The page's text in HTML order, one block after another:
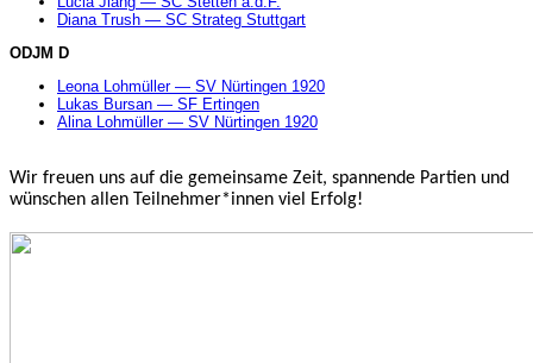
Diana Trush — SC Strateg Stuttgart
ODJM D
Leona Lohmüller — SV Nürtingen 1920
Lukas Bursan — SF Ertingen
Alina Lohmüller — SV Nürtingen 1920
Wir freuen uns auf die gemeinsame Zeit, spannende Partien und
wünschen allen Teilnehmer*innen viel Erfolg!